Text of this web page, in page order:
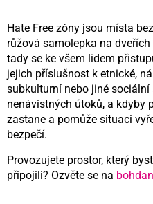
Hate Free zóny jsou místa
růžová samolepka na
tady se ke všem lidem
jejich příslušnost k etnické,
subkulturní nebo jiné
nenávistných útoků, a kdyby
zastane a pomůže situaci
bezpečí.
Provozujete prostor, který
připojili? Ozvěte se na